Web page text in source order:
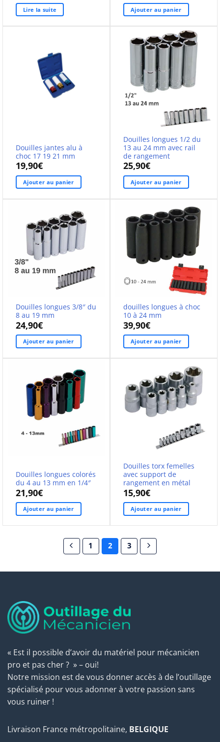
Lire la suite Ajouter au panier
Douilles jantes alu à
choc 17 19 21 mm
19,90€
Ajouter au panier
Douilles longues 1/2 du
13 au 24 mm avec rail
de rangement
25,90€
Ajouter au panier
Douilles longues 3/8″ du
8 au 19 mm
24,90€
Ajouter au panier
douilles longues à choc
10 à 24 mm
39,90€
Ajouter au panier
Douilles longues colorés
du 4 au 13 mm en 1/4″
21,90€
Ajouter au panier
Douilles torx femelles
avec support de
rangement en métal
15,90€
Ajouter au panier
1 2 3
« Est il possible d’avoir du matériel pour mécanicien
pro et pas cher ? » – oui!
Notre mission est de vous donner accès à de l’outillage
spécialisé pour vous adonner à votre passion sans
vous ruiner !
Livraison France métropolitaine, BELGIQUE